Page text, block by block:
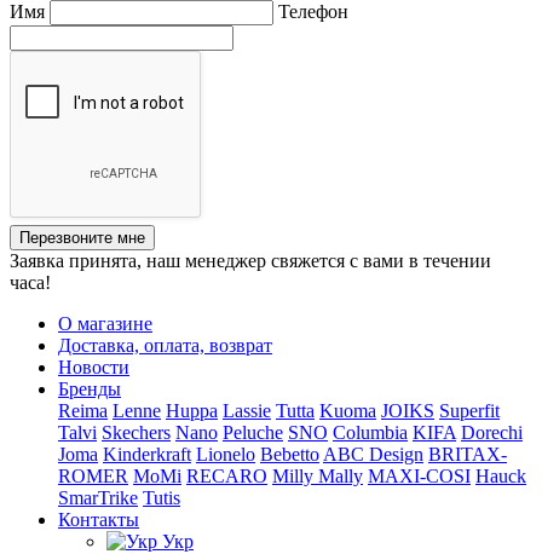
Имя Телефон
Перезвоните мне
Заявка принята, наш менеджер свяжется с вами в течении
часа!
О магазине
Доставка, оплата, возврат
Новости
Бренды
Reima Lenne Huppa Lassie Tutta Kuoma JOIKS Superfit
Talvi Skechers Nano Peluche SNO Columbia KIFA Dorechi
Joma Kinderkraft Lionelo Bebetto ABC Design BRITAX-
ROMER MoMi RECARO Milly Mally MAXI-COSI Hauck
SmarTrike Tutis
Контакты
Укр